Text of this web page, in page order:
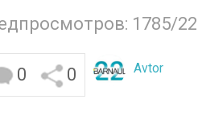
1785/
0 0 Avtor